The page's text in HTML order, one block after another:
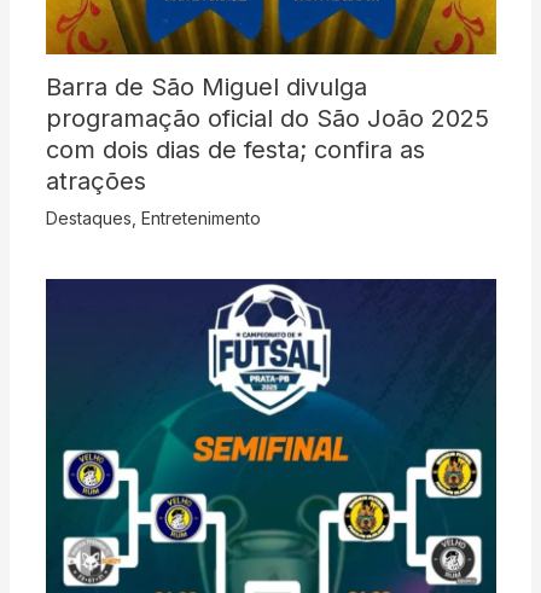
Barra de São Miguel divulga
programação oficial do São João 2025
com dois dias de festa; confira as
atrações
Destaques Entretenimento